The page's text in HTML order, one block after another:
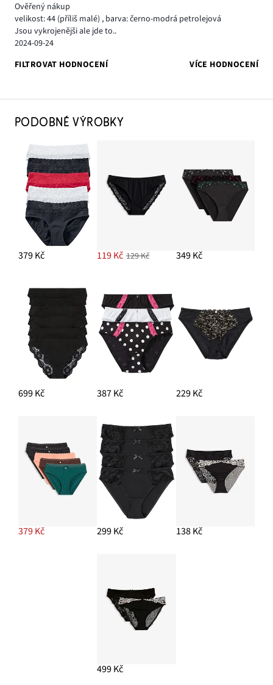
Ověřený nákup
velikost: 44 (příliš malé) , barva: černo-modrá petrolejová
Jsou vykrojenějši ale jde to..
2024-09-24
FILTROVAT HODNOCENÍ
VÍCE HODNOCENÍ
PODOBNÉ VÝROBKY
379 Kč 119 Kč 129 Kč 349 Kč
699 Kč 387 Kč 229 Kč
379 Kč 299 Kč 138 Kč
499 Kč